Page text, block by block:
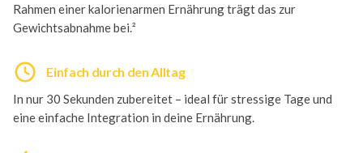
Rahmen einer kalorienarmen Ernährung trägt das zur
Gewichtsabnahme bei.²
Einfach durch den Alltag
In nur 30 Sekunden zubereitet – ideal für stressige Tage und
eine einfache Integration in deine Ernährung.